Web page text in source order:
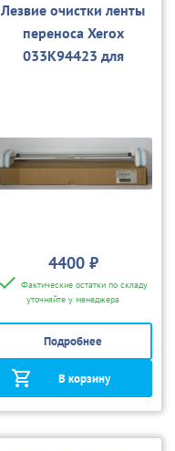
Лезвие очистки ленты
переноса Xerox
033K94423 для
4400 ₽
Фактические остатки по складу
уточняйте у менеджера
Подробнее
В корзину